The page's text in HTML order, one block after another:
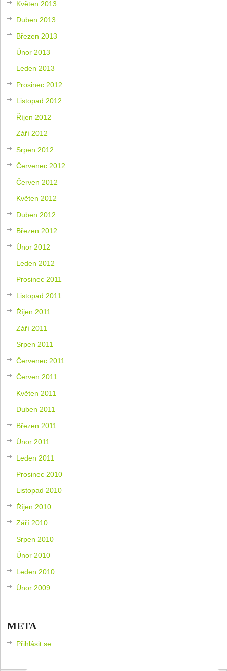
Květen 2013
Duben 2013
Březen 2013
Únor 2013
Leden 2013
Prosinec 2012
Listopad 2012
Říjen 2012
Září 2012
Srpen 2012
Červenec 2012
Červen 2012
Květen 2012
Duben 2012
Březen 2012
Únor 2012
Leden 2012
Prosinec 2011
Listopad 2011
Říjen 2011
Září 2011
Srpen 2011
Červenec 2011
Červen 2011
Květen 2011
Duben 2011
Březen 2011
Únor 2011
Leden 2011
Prosinec 2010
Listopad 2010
Říjen 2010
Září 2010
Srpen 2010
Únor 2010
Leden 2010
Únor 2009
META
Přihlásit se